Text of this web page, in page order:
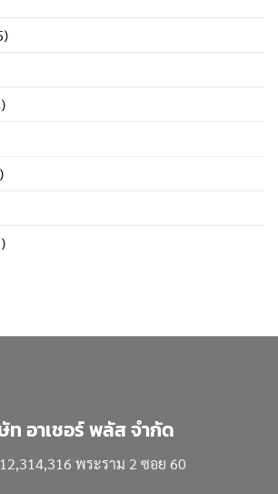
ท อาเชอร์ พลัส จำกัด
พระราม 2 ซอย 60